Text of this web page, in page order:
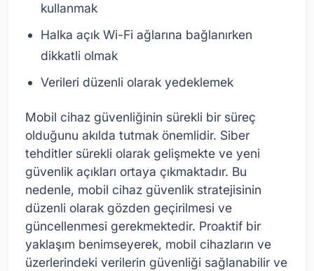
kullanmak
Halka açık Wi-Fi ağlarına bağlanırken
dikkatli olmak
Verileri düzenli olarak yedeklemek
Mobil cihaz güvenliğinin sürekli bir süreç
olduğunu akılda tutmak önemlidir. Siber
tehditler sürekli olarak gelişmekte ve yeni
güvenlik açıkları ortaya çıkmaktadır. Bu
nedenle, mobil cihaz güvenlik stratejisinin
düzenli olarak gözden geçirilmesi ve
güncellenmesi gerekmektedir. Proaktif bir
yaklaşım benimseyerek, mobil cihazların ve
üzerlerindeki verilerin güvenliği sağlanabilir ve